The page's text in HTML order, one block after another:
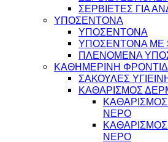
ΣΕΡΒΙΕΤΕΣ ΓΙΑ
ΥΠΟΣΕΝΤΟΝΑ
ΥΠΟΣΕΝΤΟΝΑ
ΥΠΟΣΕΝΤΟΝΑ ΜΕ
ΠΛΕΝΟΜΕΝΑ
ΚΑΘΗΜΕΡΙΝΗ
ΣΑΚΟΥΛΕΣ
ΚΑΘΑΡΙΣΜΟΣ
ΝΕΡΟ
ΝΕΡΟ